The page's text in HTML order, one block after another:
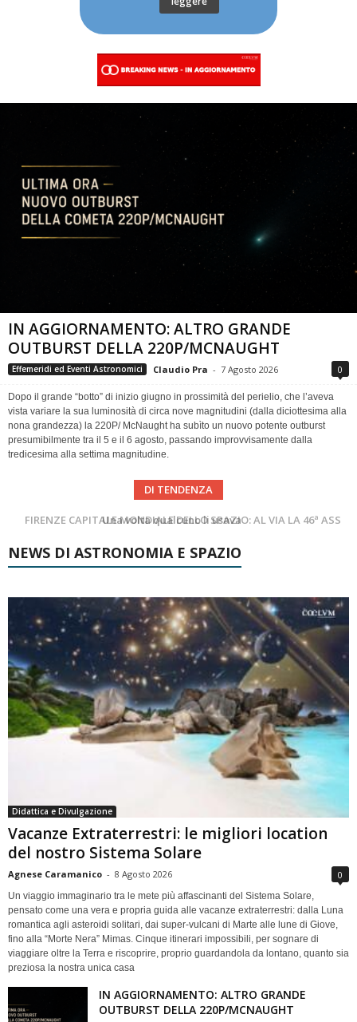
IN AGGIORNAMENTO: ALTRO GRANDE
OUTBURST DELLA 220P/MCNAUGHT
Effemeridi ed Eventi Astronomici Claudio Pra - 7 Agosto 2026 0
Dopo il grande “botto” di inizio giugno in prossimità del perielio, che l’aveva
vista variare la sua luminosità di circa nove magnitudini (dalla diciottesima alla
nona grandezza) la 220P/ McNaught ha subìto un nuovo potente outburst
presumibilmente tra il 5 e il 6 agosto, passando improvvisamente dalla
tredicesima alla settima magnitudine.
DI TENDENZA
FIRENZE CAPITALE MONDIALE DELLO SPAZIO: AL VIA LA 46ª ASSEMBLEA SCIENTIFICA DEL COSPAR
Cielo del Mese di Agosto 2026
NEWS DI ASTRONOMIA E SPAZIO
Didattica e Divulgazione
Vacanze Extraterrestri: le migliori location
del nostro Sistema Solare
Agnese Caramanico - 8 Agosto 2026 0
Un viaggio immaginario tra le mete più affascinanti del Sistema Solare,
pensato come una vera e propria guida alle vacanze extraterrestri: dalla Luna
romantica agli asteroidi solitari, dai super-vulcani di Marte alle lune di Giove,
fino alla “Morte Nera” Mimas. Cinque itinerari impossibili, per sognare di
viaggiare oltre la Terra e riscoprire, proprio guardandola da lontano, quanto sia
preziosa la nostra unica casa
IN AGGIORNAMENTO: ALTRO GRANDE
OUTBURST DELLA 220P/MCNAUGHT